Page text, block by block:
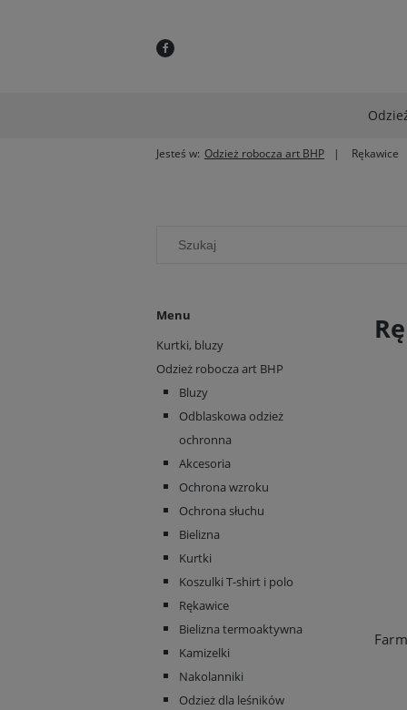
Jesteś w: Odzież robocza art BHP Rękawice
Menu
Kurtki, bluzy
Odzież robocza art BHP
Bluzy
Odblaskowa odzież
ochronna
Akcesoria
Ochrona wzroku
Ochrona słuchu
Bielizna
Kurtki
Koszulki T-shirt i polo
Rękawice
Bielizna termoaktywna
Kamizelki
Nakolanniki
Odzież dla leśników